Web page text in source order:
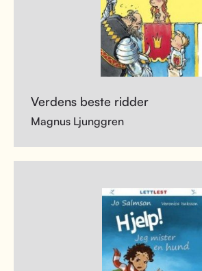
Verdens beste ridder
Magnus Ljunggren